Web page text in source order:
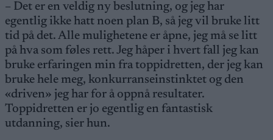
– Det er en veldig ny beslutning, og jeg har
egentlig ikke hatt noen plan B, så jeg vil bruke litt
tid på det. Alle mulighetene er åpne, jeg må se litt
på hva som føles rett. Jeg håper i hvert fall jeg kan
bruke erfaringen min fra toppidretten, der jeg kan
bruke hele meg, konkurranseinstinktet og den
«driven» jeg har for å oppnå resultater.
Toppidretten er jo egentlig en fantastisk
utdanning, sier hun.